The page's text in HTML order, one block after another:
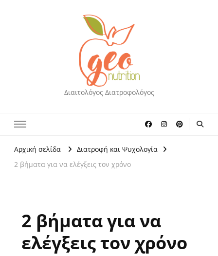
Διαιτολόγος Διατροφολόγος
Αρχική σελίδα
Διατροφή και Ψυχολογία
2 βήματα για να ελέγξεις τον χρόνο
2 βήματα για να
ελέγξεις τον χρόνο